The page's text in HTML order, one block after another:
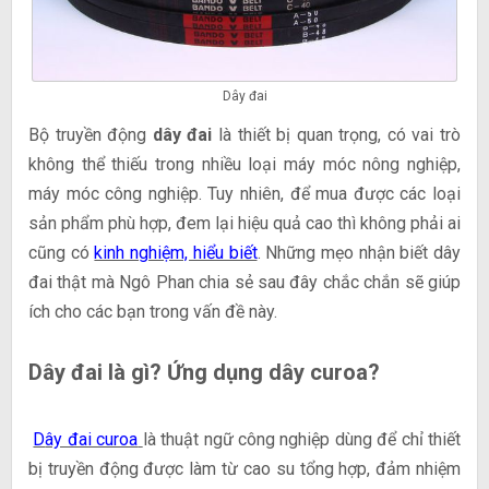
Dây đai
Bộ truyền động dây đai là thiết bị quan trọng, có vai trò
không thể thiếu trong nhiều loại máy móc nông nghiệp,
máy móc công nghiệp. Tuy nhiên, để mua được các loại
sản phẩm phù hợp, đem lại hiệu quả cao thì không phải ai
cũng có kinh nghiệm, hiểu biết. Những mẹo nhận biết dây
đai thật mà Ngô Phan chia sẻ sau đây chắc chắn sẽ giúp
ích cho các bạn trong vấn đề này.
Dây đai là gì? Ứng dụng dây curoa?
Dây đai curoa là thuật ngữ công nghiệp dùng để chỉ thiết
bị truyền động được làm từ cao su tổng hợp, đảm nhiệm